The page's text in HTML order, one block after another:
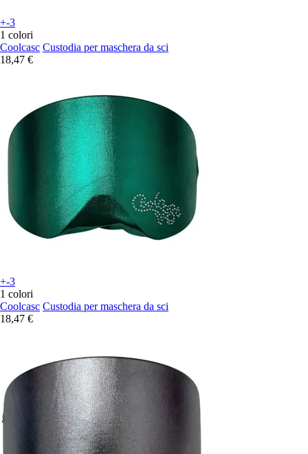
+-3
1 colori
Coolcasc Custodia per maschera da sci
18,47 €
+-3
1 colori
Coolcasc Custodia per maschera da sci
18,47 €